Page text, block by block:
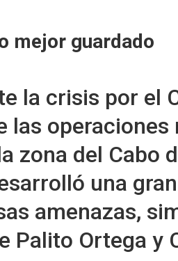
mejor guardado
la crisis por el
las operaciones
zona del Cabo
una
amenazas,
Palito Ortega y